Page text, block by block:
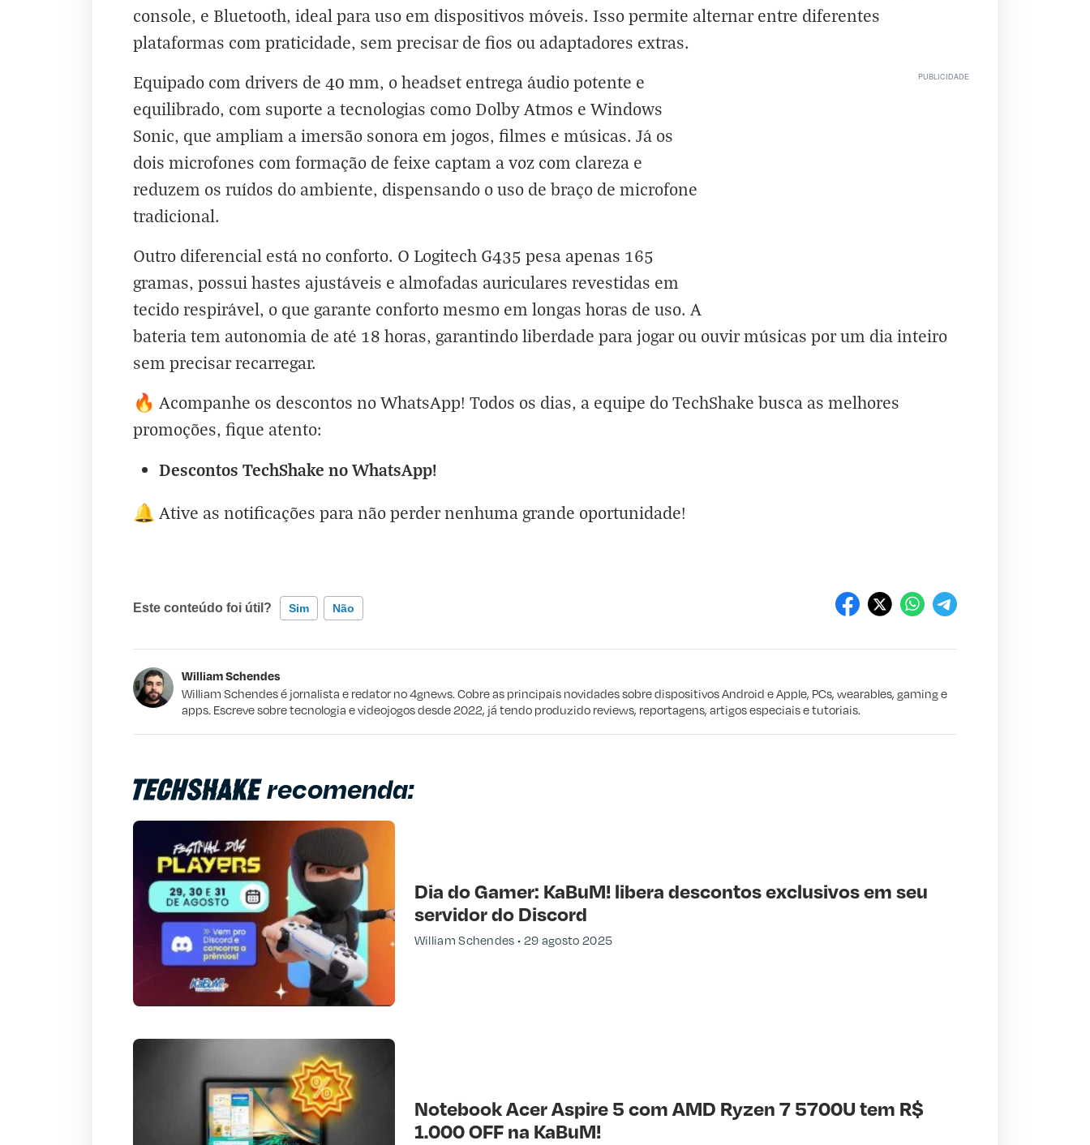
console, e Bluetooth, ideal para uso em dispositivos móveis. Isso permite alternar entre diferentes
plataformas com praticidade, sem precisar de fios ou adaptadores extras.
Equipado com drivers de 40 mm, o headset entrega áudio potente e
equilibrado, com suporte a tecnologias como Dolby Atmos e Windows
Sonic, que ampliam a imersão sonora em jogos, filmes e músicas. Já os
dois microfones com formação de feixe captam a voz com clareza e
reduzem os ruídos do ambiente, dispensando o uso de braço de microfone
tradicional.
Outro diferencial está no conforto. O Logitech G435 pesa apenas 165
gramas, possui hastes ajustáveis e almofadas auriculares revestidas em
tecido respirável, o que garante conforto mesmo em longas horas de uso. A
bateria tem autonomia de até 18 horas, garantindo liberdade para jogar ou ouvir músicas por um dia inteiro
sem precisar recarregar.
🔥 Acompanhe os descontos no WhatsApp! Todos os dias, a equipe do TechShake busca as melhores
promoções, fique atento:
Descontos TechShake no WhatsApp!
🔔 Ative as notificações para não perder nenhuma grande oportunidade!
Este conteúdo foi útil? Sim Não
Este conteúdo não tem a informação que procuro
William Schendes
William Schendes é jornalista e redator no 4gnews. Cobre as principais novidades sobre dispositivos Android e Apple, PCs, wearables, gaming e
apps. Escreve sobre tecnologia e videojogos desde 2022, já tendo produzido reviews, reportagens, artigos especiais e tutoriais.
recomenda:
Dia do Gamer: KaBuM! libera descontos exclusivos em seu
servidor do Discord
William Schendes 29 agosto 2025
Notebook Acer Aspire 5 com AMD Ryzen 7 5700U tem R$
1.000 OFF na KaBuM!